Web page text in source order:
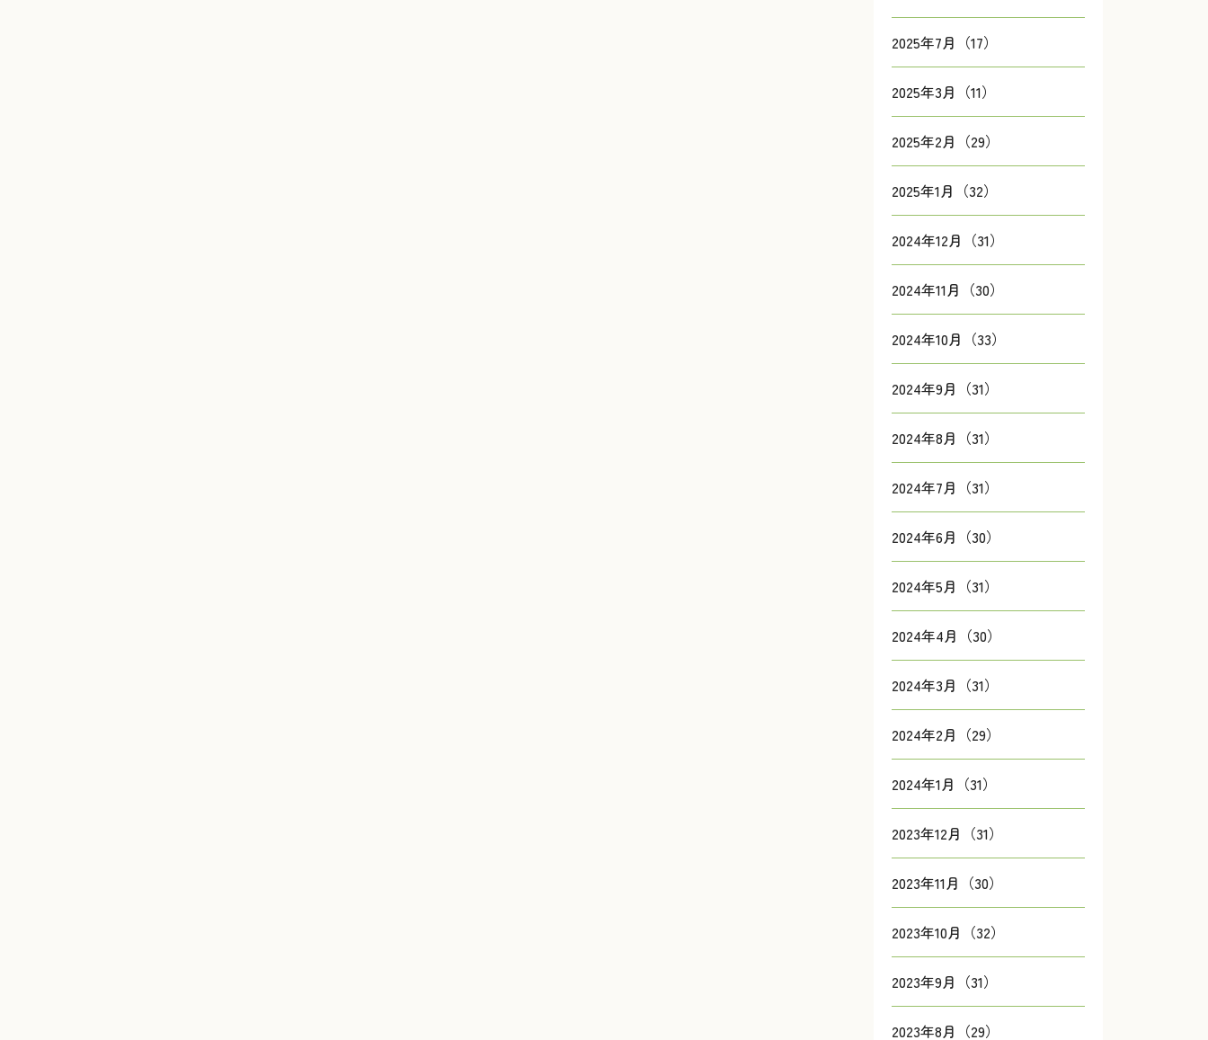
2025年7月（17）
2025年3月（11）
2025年2月（29）
2025年1月（32）
2024年12月（31）
2024年11月（30）
2024年10月（33）
2024年9月（31）
2024年8月（31）
2024年7月（31）
2024年6月（30）
2024年5月（31）
2024年4月（30）
2024年3月（31）
2024年2月（29）
2024年1月（31）
2023年12月（31）
2023年11月（30）
2023年10月（32）
2023年9月（31）
2023年8月（29）